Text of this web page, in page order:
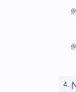
4.